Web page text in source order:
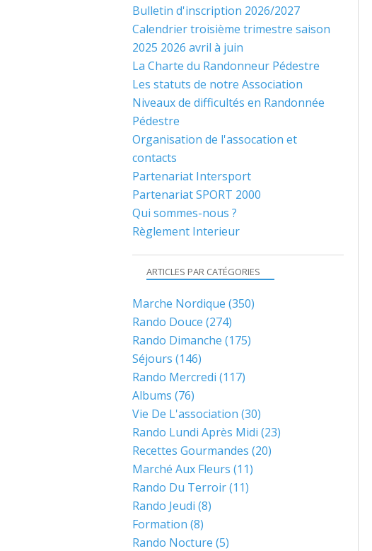
Bulletin d'inscription 2026/2027
Calendrier troisième trimestre saison
2025 2026 avril à juin
La Charte du Randonneur Pédestre
Les statuts de notre Association
Niveaux de difficultés en Randonnée
Pédestre
Organisation de l'assocation et
contacts
Partenariat Intersport
Partenariat SPORT 2000
Qui sommes-nous ?
Règlement Interieur
ARTICLES PAR CATÉGORIES
Marche Nordique (350)
Rando Douce (274)
Rando Dimanche (175)
Séjours (146)
Rando Mercredi (117)
Albums (76)
Vie De L'association (30)
Rando Lundi Après Midi (23)
Recettes Gourmandes (20)
Marché Aux Fleurs (11)
Rando Du Terroir(11)
Rando Jeudi (8)
Formation (8)
Rando Nocture (5)